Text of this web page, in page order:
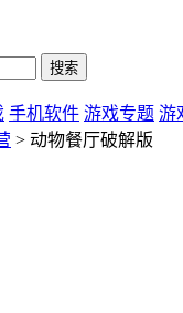
手机软件 游戏专题 游
> 动物餐厅破解版